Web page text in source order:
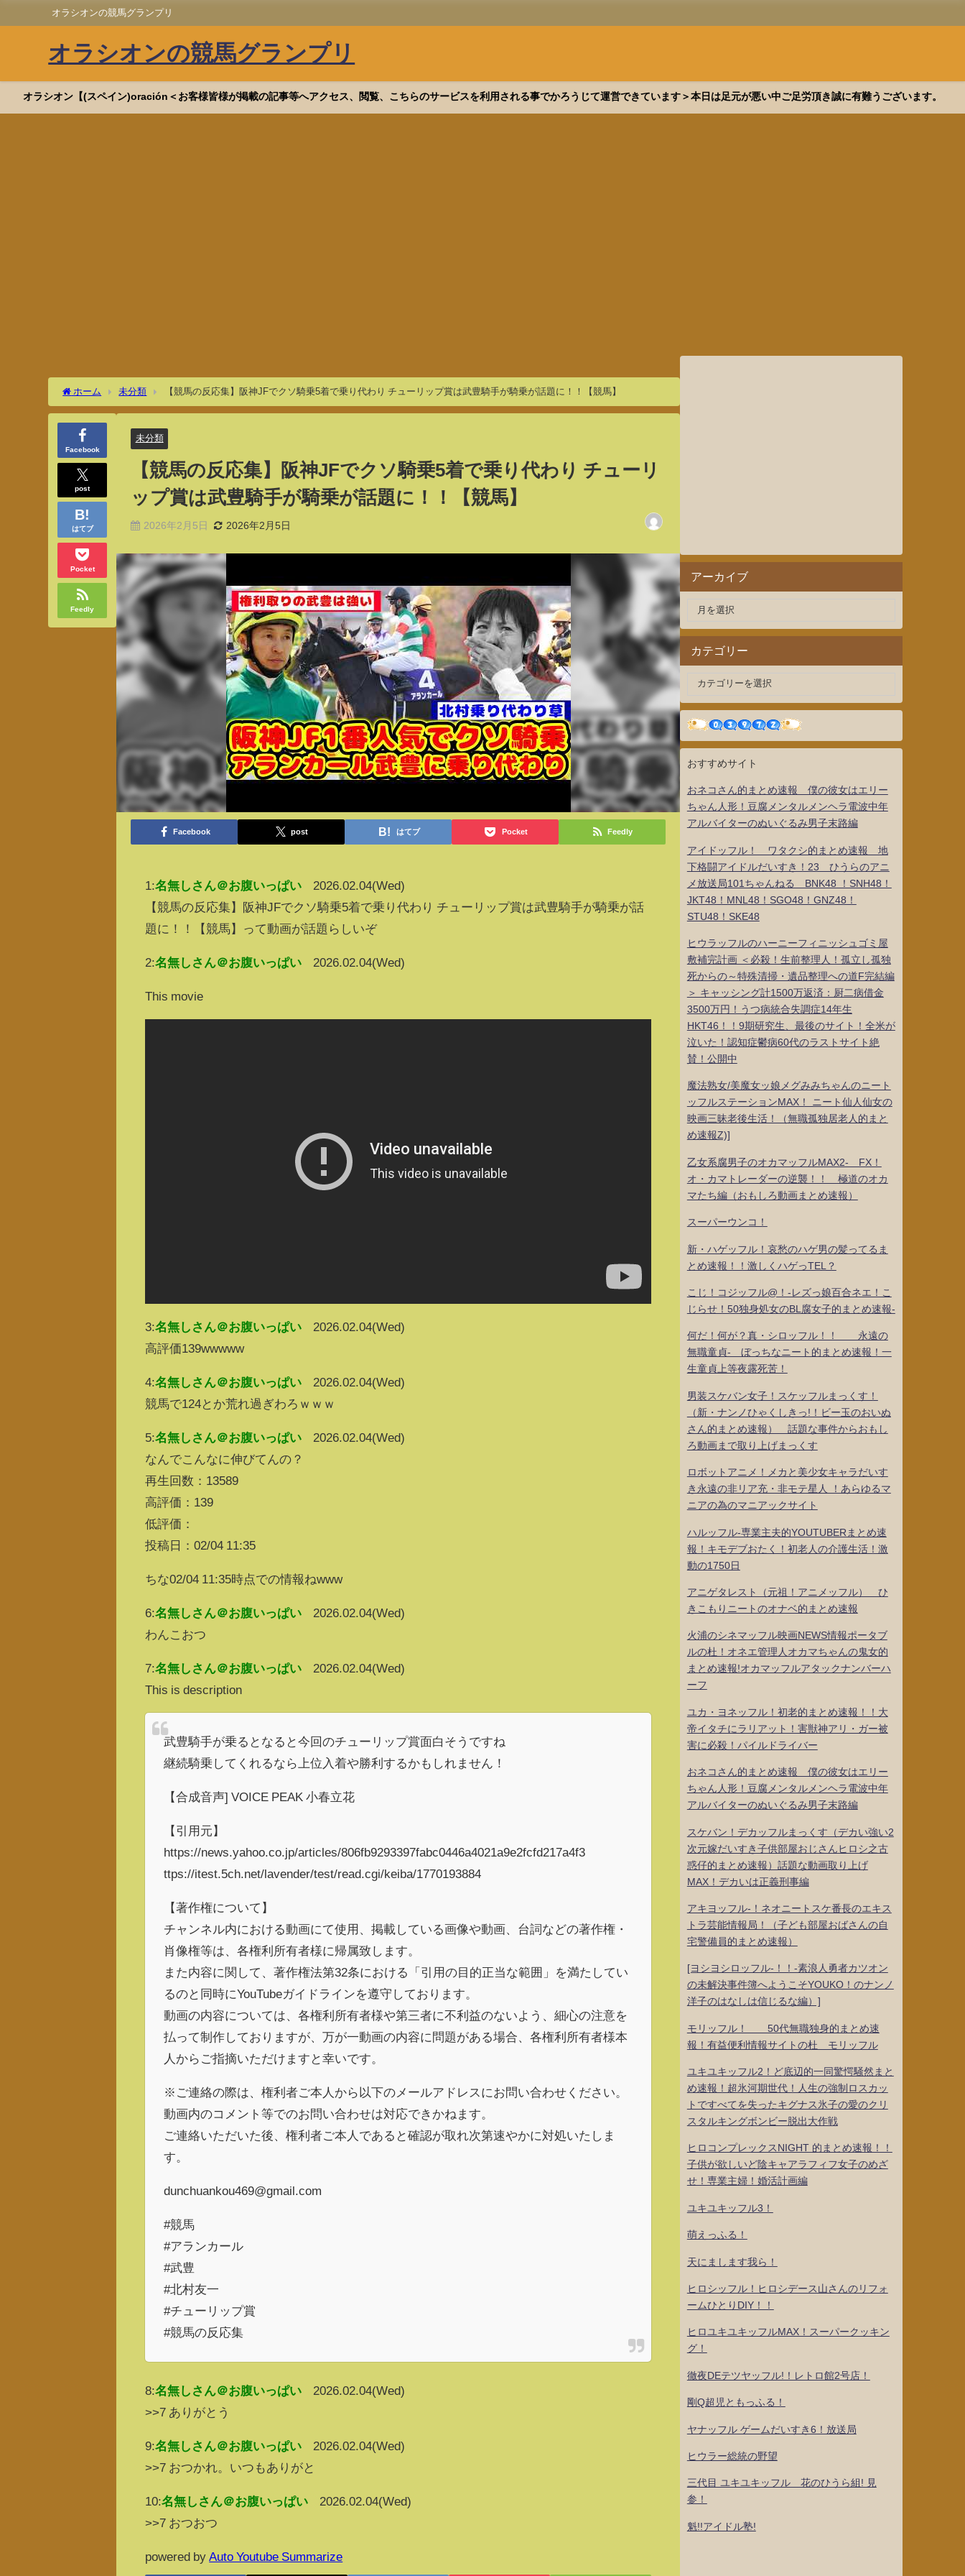
オラシオンの競馬グランプリ
オラシオンの競馬グランプリ
オラシオン【(スペイン)oración＜お客様皆様が掲載の記事等へアクセス、閲覧、こちらのサービスを利用される事でかろうじて運営できています＞本日は足元が悪い中ご足労頂き誠に有難うございます。
ホーム 未分類 【競馬の反応集】阪神JFでクソ騎乗5着で乗り代わり チューリップ賞は武豊騎手が騎乗が話題に！！【競馬】
Facebook
post
はてブ
Pocket
Feedly
未分類
【競馬の反応集】阪神JFでクソ騎乗5着で乗り代わり チューリ
ップ賞は武豊騎手が騎乗が話題に！！【競馬】
2026年2月5日 2026年2月5日
Facebook post はてブ Pocket Feedly
1:名無しさん＠お腹いっぱい
2026.02.04(Wed)
【競馬の反応集】阪神JFでクソ騎乗5着で乗り代わり チューリップ賞は武豊騎手が騎乗が話
題に！！【競馬】って動画が話題らしいぞ
2:名無しさん＠お腹いっぱい 2026.02.04(Wed)
This movie
3:名無しさん＠お腹いっぱい
2026.02.04(Wed)
高評価139wwwww
4:名無しさん＠お腹いっぱい
2026.02.04(Wed)
競馬で124とか荒れ過ぎわろｗｗｗ
5:名無しさん＠お腹いっぱい
2026.02.04(Wed)
なんでこんなに伸びてんの？
再生回数：13589
高評価：139
低評価：
投稿日：02/04 11:35
ちな02/04 11:35時点での情報ねwww
6:名無しさん＠お腹いっぱい
2026.02.04(Wed)
わんこおつ
7:名無しさん＠お腹いっぱい
2026.02.04(Wed)
This is description
武豊騎手が乗るとなると今回のチューリップ賞面白そうですね
継続騎乗してくれるなら上位入着や勝利するかもしれません！
【合成音声] VOICE PEAK 小春立花
【引用元】
https://news.yahoo.co.jp/articles/806fb9293397fabc0446a4021a9e2fcfd217a4f3
ttps://itest.5ch.net/lavender/test/read.cgi/keiba/1770193884
【著作権について】
チャンネル内における動画にて使用、掲載している画像や動画、台詞などの著作権・
肖像権等は、各権利所有者様に帰属致します。
また内容に関して、著作権法第32条における「引用の目的正当な範囲」を満たしてい
るのと同時にYouTubeガイドラインを遵守しております。
動画の内容については、各権利所有者様や第三者に不利益のないよう、細心の注意を
払って制作しておりますが、万が一動画の内容に問題がある場合、各権利所有者様本
人からご指摘いただけますと幸いです。
※ご連絡の際は、権利者ご本人から以下のメールアドレスにお問い合わせください。
動画内のコメント等でのお問い合わせは対応できかねます。
ご連絡いただいた後、権利者ご本人であると確認が取れ次第速やかに対処いたしま
す。
dunchuankou469@gmail.com
#競馬
#アランカール
#武豊
#北村友一
#チューリップ賞
#競馬の反応集
8:名無しさん＠お腹いっぱい
2026.02.04(Wed)
>>7 ありがとう
9:名無しさん＠お腹いっぱい
2026.02.04(Wed)
>>7 おつかれ。いつもありがと
10:名無しさん＠お腹いっぱい
2026.02.04(Wed)
>>7 おつおつ
powered by Auto Youtube Summarize
アーカイブ
カテゴリー
おすすめサイト
おネコさん的まとめ速報 僕の彼女はエリー
ちゃん人形！豆腐メンタルメンヘラ電波中年
アルバイターのぬいぐるみ男子末路編
アイドッフル！ ワタクシ的まとめ速報 地
下格闘アイドルだいすき！23 ひうらのアニ
メ放送局101ちゃんねる BNK48 ！SNH48！
JKT48！MNL48！SGO48！GNZ48！
STU48！SKE48
ヒウラッフルのハーニーフィニッシュゴミ屋
敷補完計画 ＜必殺！生前整理人！孤立し孤独
死からの～特殊清掃・遺品整理への道F完結編
＞ キャッシング計1500万返済：厨二病借金
3500万円！うつ病統合失調症14年生
HKT46！！9期研究生、最後のサイト！全米が
泣いた！認知症鬱病60代のラストサイト絶
賛！公開中
魔法熟女/美魔女ッ娘メグみみちゃんのニート
ッフルステーションMAX！ ニート仙人仙女の
映画三昧老後生活！（無職孤独居老人的まと
め速報Z)]
乙女系腐男子のオカマッフルMAX2- FX！
オ・カマトレーダーの逆襲！！ 極道のオカ
マたち編（おもしろ動画まとめ速報）
スーパーウンコ！
新・ハゲッフル！哀愁のハゲ男の髪ってるま
とめ速報！！激しくハゲっTEL？
こじ！コジッフル@！-レズっ娘百合ネエ！こ
じらせ！50独身処女のBL腐女子的まとめ速報-
何だ！何が？真・シロッフル！！ 永遠の
無職童貞- ぼっちなニート的まとめ速報！一
生童貞上等夜露死苦！
男装スケバン女子！スケッフルまっくす！
（新・ナンノひゃくしきっ!！ビー玉のおいぬ
さん的まとめ速報） 話題な事件からおもし
ろ動画まで取り上げまっくす
ロボットアニメ！メカと美少女キャラだいす
き永遠の非リア充・非モテ星人 ！あらゆるマ
ニアの為のマニアックサイト
ハルッフル-専業主夫的YOUTUBERまとめ速
報！キモデブおたく！初老人の介護生活！激
動の1750日
アニゲタレスト（元祖！アニメッフル） ひ
きこもりニートのオナベ的まとめ速報
火浦のシネマッフル映画NEWS情報ポータブ
ルの杜！オネエ管理人オカマちゃんの鬼女的
まとめ速報!オカマッフルアタックナンバーハ
ーフ
ユカ・ヨネッフル！初老的まとめ速報！！大
帝イタチにラリアット！害獣神アリ・ガー被
害に必殺！パイルドライバー
おネコさん的まとめ速報 僕の彼女はエリー
ちゃん人形！豆腐メンタルメンヘラ電波中年
アルバイターのぬいぐるみ男子末路編
スケバン！デカッフルまっくす（デカい強い2
次元嫁だいすき子供部屋おじさんヒロシ之古
惑仔的まとめ速報）話題な動画取り上げ
MAX！デカいは正義刑事編
アキヨッフル-！ネオニートスケ番長のエキス
トラ芸能情報局！（子ども部屋おばさんの自
宅警備員的まとめ速報）
[ヨシヨシロッフル-！！-素浪人勇者カツオン
の未解決事件簿へようこそYOUKO！のナンノ
洋子のはなしは信じるな編）]
モリッフル！ 50代無職独身的まとめ速
報！有益便利情報サイトの杜 モリッフル
ユキユキッフル2！ど底辺的一同驚愕騒然まと
め速報！超氷河期世代！人生の強制ロスカッ
トですべてを失ったキグナス氷子の愛のクリ
スタルキングボンビー脱出大作戦
ヒロコンプレックスNIGHT 的まとめ速報！！
子供が欲しいど陰キャアラフィフ女子のめざ
せ！専業主婦！婚活計画編
ユキユキッフル3！
萌えっふる！
天にまします我ら！
ヒロシッフル！ヒロシデース山さんのリフォ
ームひとりDIY！！
ヒロユキユキッフルMAX！スーパークッキン
グ！
徹夜DEテツヤッフル!！レトロ館2号店！
剛Q超児ともっふる！
ヤナッフル ゲームだいすき6！放送局
ヒウラー総統の野望
三代目 ユキユキッフル 花のひうら組! 見
参！
魁!!アイドル塾!